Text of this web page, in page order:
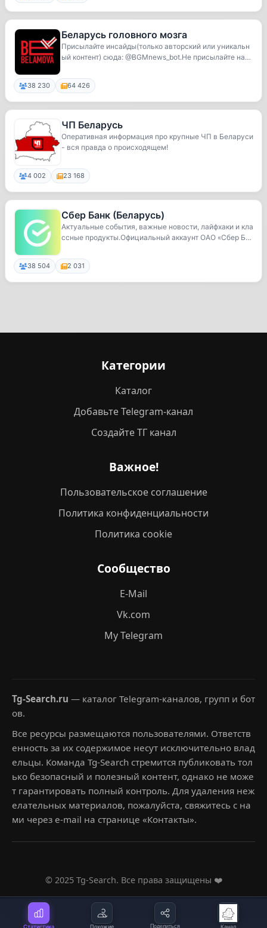
Беларусь головного мозга
Присылайте инсайды(только авторский или уникальн
ый контент) сюда: @BGMnews_bot.Не присылайте нам
38 230 64 426
ЧП Беларусь
Оперативная информация про крупные ЧП в Беларуси
- вся правда о происходящем!
4 002 23 168
Сбер Банк (Беларусь)
Актуальные события, важные новости, лайфхаки и кла
ссные продукты.Официальный аккаунт ОАО «Сбер Б
38 504 2 031
Статистика Похожие Поделиться Канал
Категории
Каталог
Добавьте Telegram-канал
Создайте ТГ канал
Важное!
Пользовательское соглашение
Политика конфиденциальности
Политика cookie
Сообщество
E-Mail
Vk.com
My Telegram
Tg-Search.ru — каталог Telegram-каналов, групп и бот
ов.
Все ресурсы размещаются пользователями. Ответств
енность за их содержимое несут исключительно влад
ельцы. Команда Tg-Search стремится публиковать тол
ько безопасный и полезный контент, однако не може
т гарантировать полный контроль. Для удаления неж
елательных материалов, пожалуйста, свяжитесь с на
ми через e-mail на странице «Контакты».
© 2025 Tg-Search. Все права защищены ❤️